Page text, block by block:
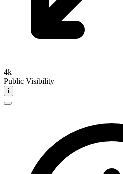
4k
Public Visibility
i